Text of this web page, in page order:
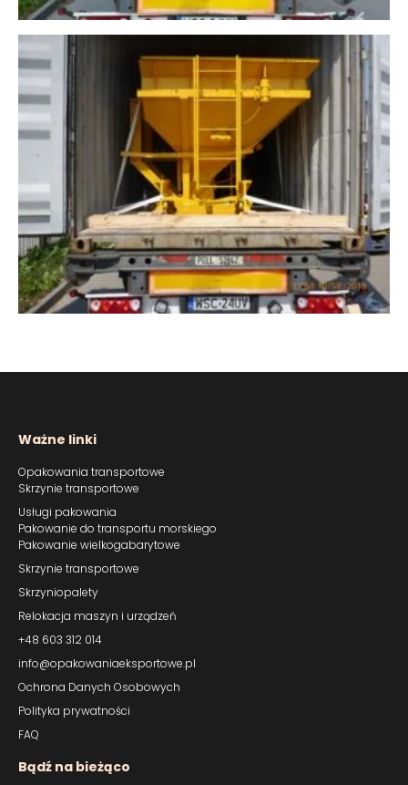
Ważne linki
Opakowania transportowe
Skrzynie transportowe
Usługi pakowania
Pakowanie do transportu morskiego
Pakowanie wielkogabarytowe
Skrzynie transportowe
Skrzyniopalety
Relokacja maszyn i urządzeń
+48 603 312 014
info@opakowaniaeksportowe.pl
Ochrona Danych Osobowych
Polityka prywatności
FAQ
Bądź na bieżąco